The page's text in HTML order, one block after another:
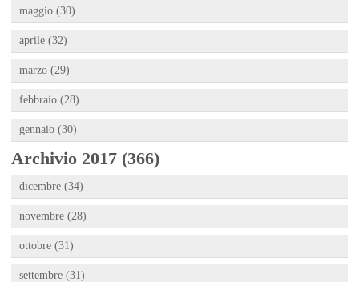
maggio (30)
aprile (32)
marzo (29)
febbraio (28)
gennaio (30)
Archivio 2017 (366)
dicembre (34)
novembre (28)
ottobre (31)
settembre (31)